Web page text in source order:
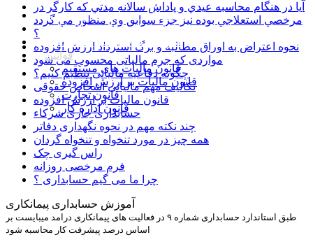
مقالات حسابداری و مدیریتی
اخبار حسابداری و اقتصادی
آموزش های رایگان حسابداری
قوانین
قانون مالیات های مستقیم
قانون مالیات بر ارزش افزوده
قانون تجارت
قانون اداره کار
آيا در هنگام محاسبه عيدي و پاداش سالانه مدتي كه كارگر در
مرخصي استعلاجي بوده نيز جزء سوابق وي منظور مي گردد
؟
نحوه اعتراض به اوراق مطالبه و برگ استرداد ارزش افزوده
مواردی که جرم مالیاتی محسوب می شود
چگونه دفاعیه مالیاتی تنظیم کنیم؟
تکالیف مهم مالیاتی اشخاص حقوقی
قانون مالیات بر ارزش افزوده
حسابداری جاری شرکاء
چند نکته مهم در نحوه نگهداری دفاتر
همه چیز در مورد تنخواه و تنخواه گردان
راس گیری چک
فرم مرخصی روزانه
چرا ما می گیم حسابداری ؟
آموزش حسابداری پیمانکاری
طبق استاندارد حسابداری شماره ۹ در فعالیت های پیمانکاری درامد میبایست بر